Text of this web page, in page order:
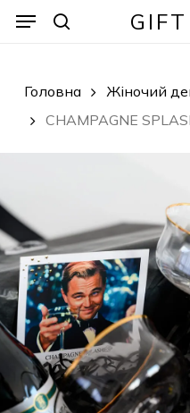
Menu
Головна Жіночий
CHAMPAGNE
Menu